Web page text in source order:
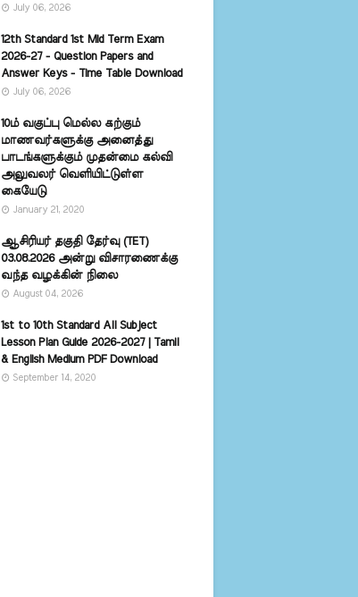
July 06, 2026
12th Standard 1st Mid Term Exam
2026-27 - Question Papers and
Answer Keys - Time Table Download
July 06, 2026
10ம் வகுப்பு மெல்ல கற்கும்
மாணவர்களுக்கு அனைத்து
பாடங்களுக்கும் முதன்மை கல்வி
அலுவலர் வெளியிட்டுள்ள
கையேடு
January 21, 2020
ஆசிரியர் தகுதி தேர்வு (TET)
03.08.2026 அன்று விசாரணைக்கு
வந்த வழக்கின் நிலை
August 04, 2026
1st to 10th Standard All Subject
Lesson Plan Guide 2026-2027 | Tamil
& English Medium PDF Download
September 14, 2020